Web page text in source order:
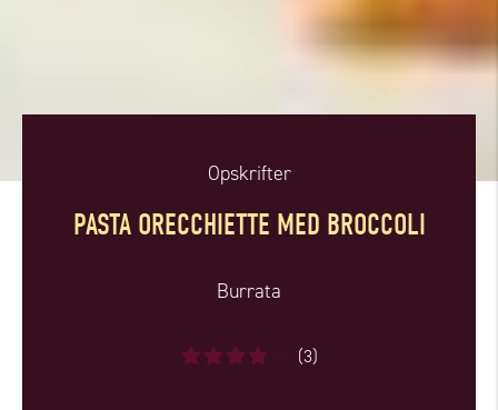
Opskrifter
PASTA ORECCHIETTE MED BROCCOLI
Burrata
(3)